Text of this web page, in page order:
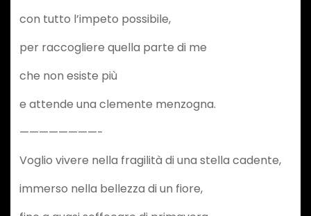
con tutto l’impeto possibile,
per raccogliere quella parte di me
che non esiste più
e attende una clemente menzogna.
————————-
Voglio vivere nella fragilità di una stella cadente,
immerso nella bellezza di un fiore,